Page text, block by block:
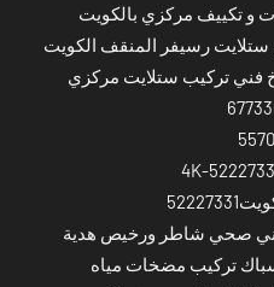
و تكييف مركزي بالكويت
رسيفر المنقف الكويت
فني تركيب ستلايت مركزي
صحي شاطر ورخيص هدية
تركيب مضخات مياه